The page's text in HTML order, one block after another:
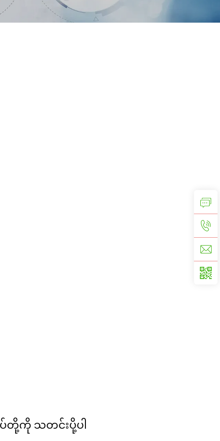
တို့ကို သတင်းပို့ပါ